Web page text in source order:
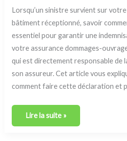
Lorsqu’un sinistre survient sur
bâtiment réceptionné, savoir
essentiel pour garantir une
votre assurance dommages-
qui est directement responsable de
son assureur. Cet article vous
comment faire cette déclaration et
Lire la suite »